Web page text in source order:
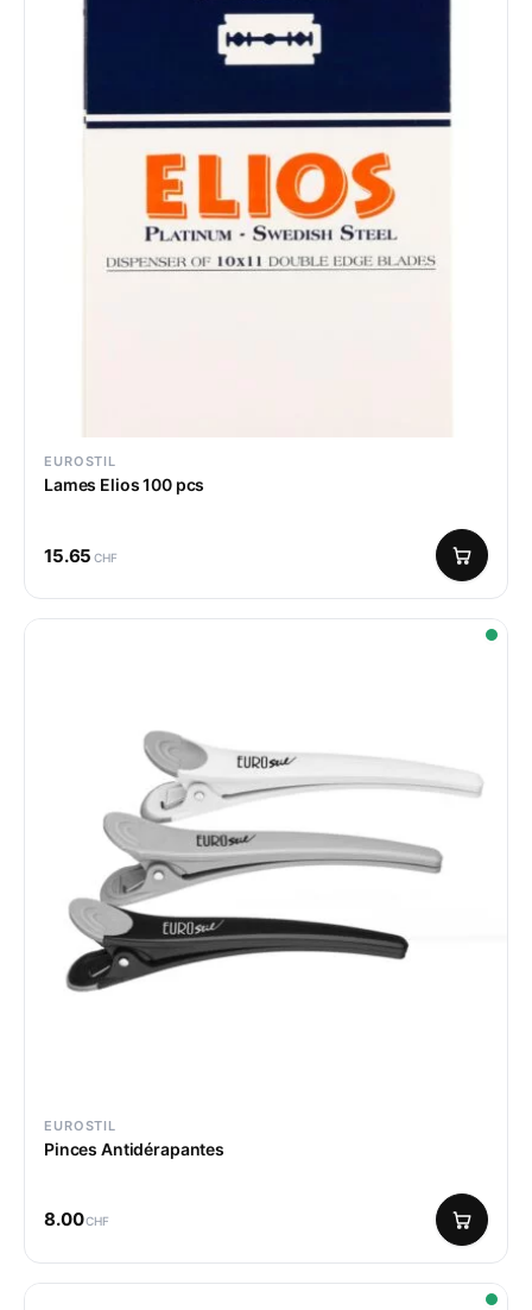
EUROSTIL
Lames Elios 100 pcs
15.65 CHF
EUROSTIL
Pinces Antidérapantes
8.00CHF